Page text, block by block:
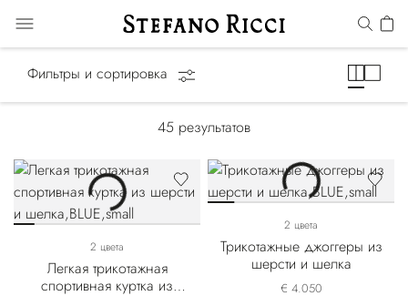
Фильтры и сортировка
45 результатов
2 цвета
Легкая трикотажная
спортивная куртка из
2 цвета
Трикотажные джоггеры из
шерсти и шелка
€ 4.050